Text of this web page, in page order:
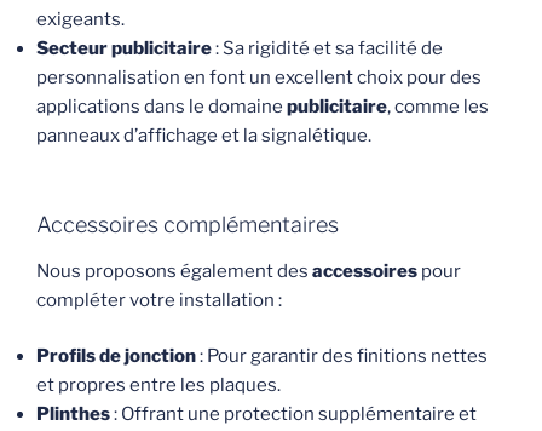
exigeants.
Secteur publicitaire: Sa rigidité et sa facilité de
personnalisation en font un excellent choix pour des
applications dans le domaine publicitaire, comme les
panneaux d’affichage et la signalétique.
Accessoires complémentaires
Nous proposons également des accessoires pour
compléter votre installation :
Profils de jonction: Pour garantir des finitions nettes
et propres entre les plaques.
Plinthes: Offrant une protection supplémentaire et